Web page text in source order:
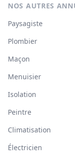
NOS AUTRES
Paysagiste
Plombier
Maçon
Menuisier
Isolation
Peintre
Climatisation
Électricien